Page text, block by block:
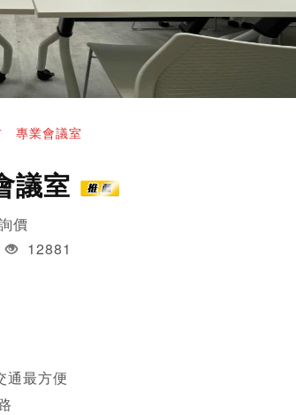
專業會議室
議室
價
12881
通最方便